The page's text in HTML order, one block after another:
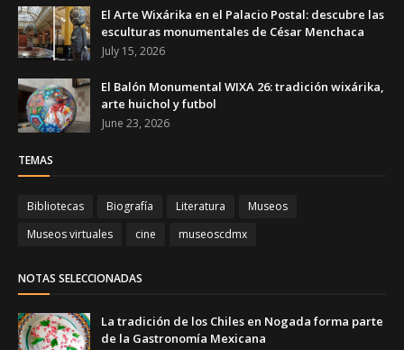
El Arte Wixárika en el Palacio Postal: descubre las
esculturas monumentales de César Menchaca
July 15, 2026
El Balón Monumental WIXA 26: tradición wixárika,
arte huichol y futbol
June 23, 2026
TEMAS
Bibliotecas Biografía Literatura
Museos
Museos virtuales
cine museoscdmx
NOTAS SELECCIONADAS
La tradición de los Chiles en Nogada forma parte
de la Gastronomía Mexicana